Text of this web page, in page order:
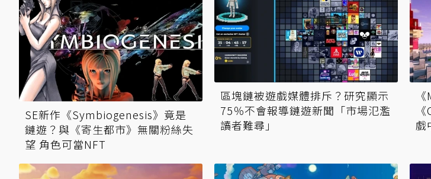
SE新作《Symbiogenesis》竟是
鏈遊？與《寄生都市》無關粉絲失
望 角色可當NFT
區塊鏈被遊戲媒體排斥？研究顯示
75％不會報導鏈遊新聞「市場氾濫
讀者難尋」
戲